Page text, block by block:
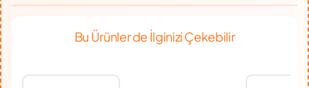
Bu Ürünler de İlginizi Çekebilir